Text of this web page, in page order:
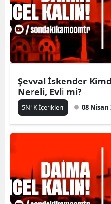
Şevval İskender
Nereli, Evli mi?
5N1K İçerikleri 08 Nisan